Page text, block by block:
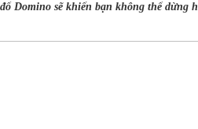
Domino sẽ khiến bạn không thể